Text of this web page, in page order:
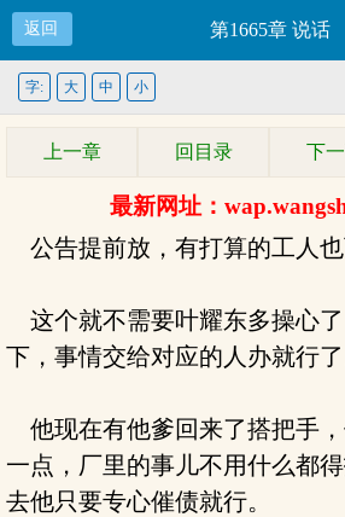
返回 第1665章 说话
字: 大 中 小
上一章 回目录 下
最新网址：
公告提前放，有打算的工人也
这个就不需要叶耀东多操心
下，事情交给对应的人办就行了
他现在有他爹回来了搭把手
一点，厂里的事儿不用什么都
去他只要专心催债就行。